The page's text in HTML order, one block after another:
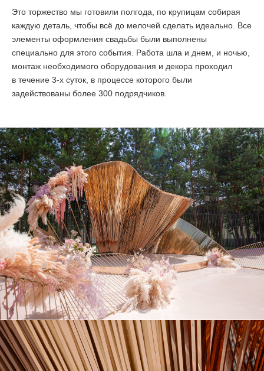
Это торжество мы готовили полгода, по крупицам собирая
каждую деталь, чтобы всё до мелочей сделать идеально. Все
элементы оформления свадьбы были выполнены
специально для этого события. Работа шла и днем, и ночью,
монтаж необходимого оборудования и декора проходил
в течение 3-х суток, в процессе которого были
задействованы более 300 подрядчиков.